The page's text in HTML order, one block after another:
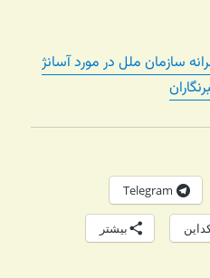
سازمان ملل در مورد آسانژ
Telegram
بیشتر